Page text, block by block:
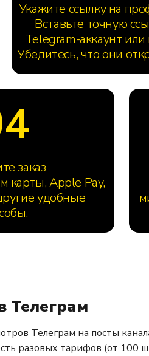
Укажите ссылку на
Вставьте точную
Telegram-аккаунт
Убедитесь, что они
заказ
Apple Pay,
удобные
Телеграм
Телеграм на посты
разовых тарифов (от 100